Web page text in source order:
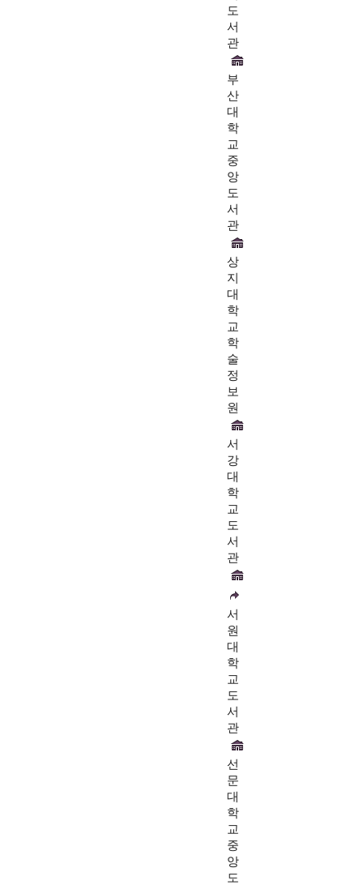
도
서
관
부
산
대
학
교
중
앙
도
서
관
상
지
대
학
교
학
술
정
보
원
서
강
대
학
교
도
서
관
서
원
대
학
교
도
서
관
선
문
대
학
교
중
앙
도